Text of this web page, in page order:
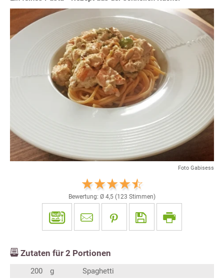
Foto Gabisess
Bewertung: Ø 4,5 (123 Stimmen)
Zutaten für 2 Portionen
200 g
Spaghetti